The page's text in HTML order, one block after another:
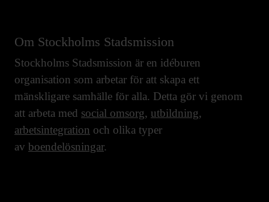
Om Stockholms Stadsmission
Stockholms Stadsmission är en idéburen
organisation som arbetar för att skapa ett
mänskligare samhälle för alla. Detta gör vi genom
att arbeta med social omsorg, utbildning,
arbetsintegration och olika typer
av boendelösningar.